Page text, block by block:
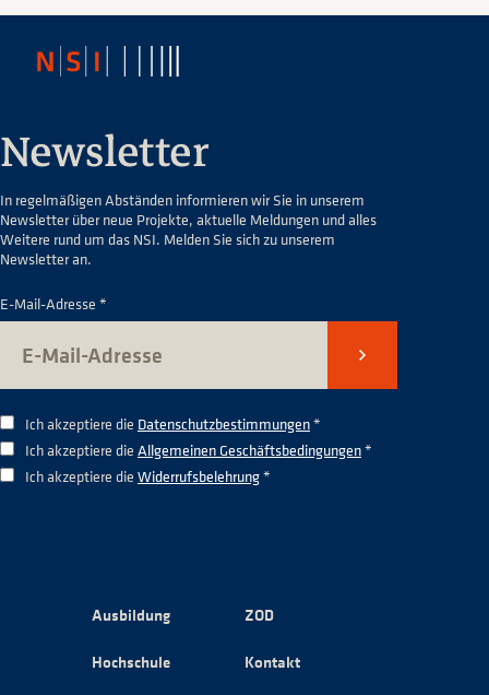
Newsletter
In regelmäßigen Abständen informieren wir Sie in unserem
Newsletter über neue Projekte, aktuelle Meldungen und alles
Weitere rund um das NSI. Melden Sie sich zu unserem
Newsletter an.
E-Mail-Adresse *
Senden
Ich akzeptiere die Datenschutzbestimmungen*
Ich akzeptiere die Allgemeinen Geschäftsbedingungen*
Ich akzeptiere die Widerrufsbelehrung*
Ausbildung
Hochschule
ZOD
Kontakt